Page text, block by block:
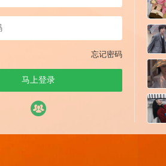
忘记密码
马上登录